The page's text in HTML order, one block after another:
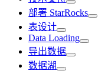
部署 StarRocks
表设计
Data Loading
导出数据
数据湖